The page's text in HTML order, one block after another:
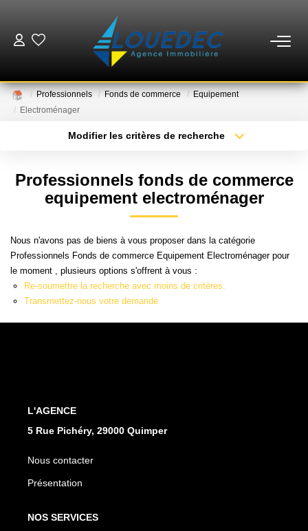
GESTION
MISE EN VENTE
NOTRE AGENCE
Professionnels Fonds de commerce
Equipement
Electroménager
Modifier les critères de recherche
Sélectionnez...
Type de bien
Surface min
Créer une alerte
Professionnels fonds de commerce
equipement electroménager
Nous n'avons pas de biens à vous proposer dans la catégorie
Professionnels Fonds de commerce Equipement Electroménager pour
le moment , plusieurs options s'offrent à vous :
Re-soumettre la recherche avec moins de critères.
Transmettez-nous votre demande
L'AGENCE
5 Rue Pichéry, 29000 Quimper
Nous contacter
Présentation
NOS SERVICES